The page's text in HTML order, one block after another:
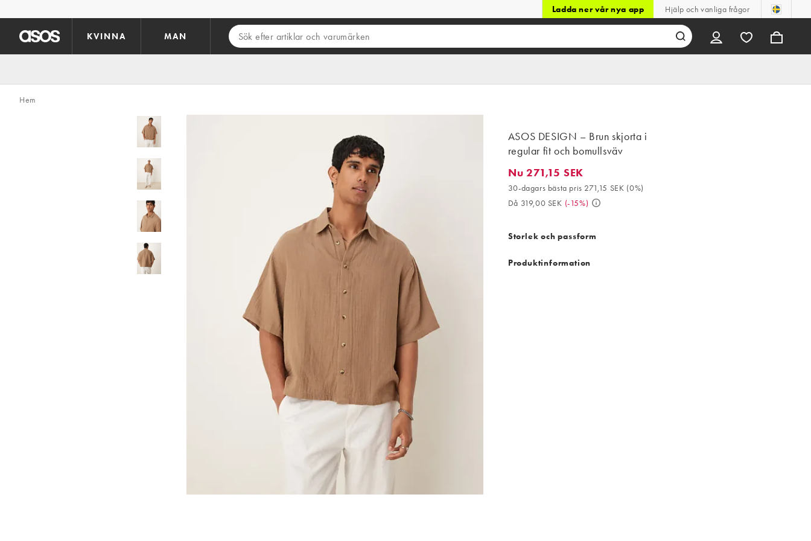
Ladda ner vår nya app Hjälp och vanliga frågor
KVINNA MAN
Hem
ASOS DESIGN – Brun skjorta i
regular fit och bomullsväv
Nu 271,15 SEK. 30-dagars bästa pris 271,15 SEK (0%). Då 319,00 SEK. (-
Nu 271,15 SEK
30-dagars bästa pris 271,15 SEK (0%)
Då 319,00 SEK (-15%)
Storlek och passform
Produktinformation